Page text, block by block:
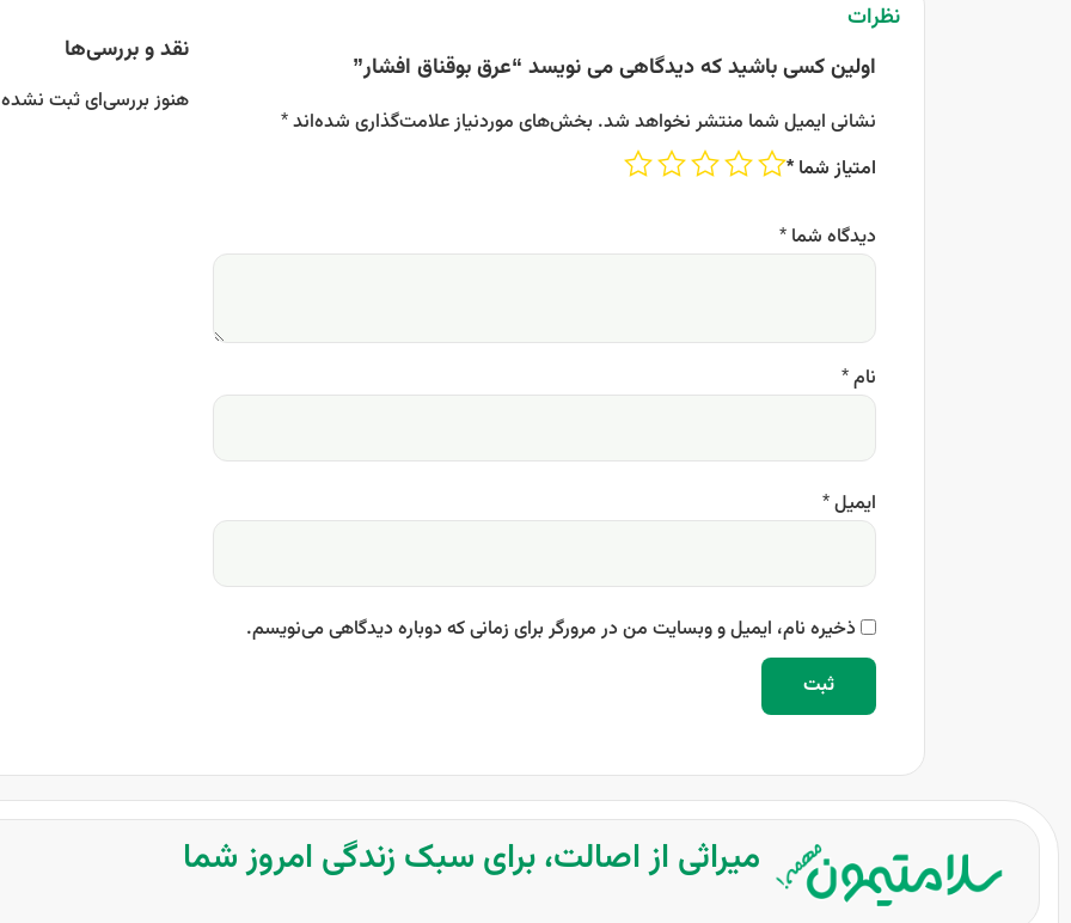
نظرات
نقد و بررسی‌ها
هنوز بررسی‌ای ثبت
اولین کسی باشید که دیدگاهی می نویسد “عرق بوقناق افشار”
نشانی ایمیل شما منتشر نخواهد شد. بخش‌های موردنیاز علامت‌گذاری شده‌اند*
امتیاز شما *
دیدگاه شما *
نام*
ایمیل*
ذخیره نام، ایمیل و وبسایت من در مرورگر برای زمانی که دوباره دیدگاهی می‌نویسم.
میراثی از اصالت، برای سبک زندگی امروز شما